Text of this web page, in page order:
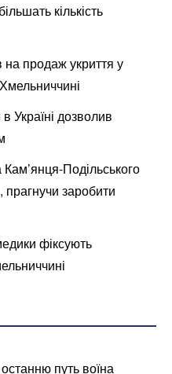
кількість
продаж укриття у
Україні дозволив
Подільського
прагнучи заробити
фіксують
путь воїна